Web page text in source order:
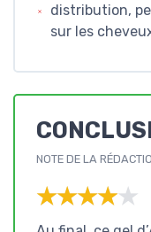
distribution,
sur les
NOTE DE LA
★★★★★
★★★★★